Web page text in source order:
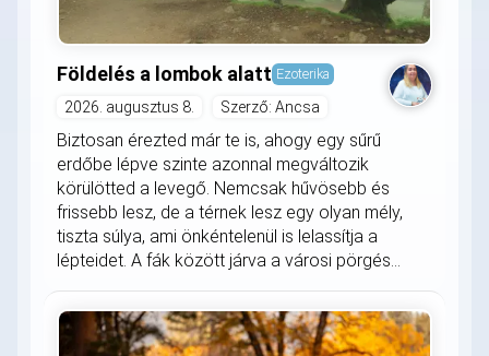
Földelés a lombok alatt Ezoterika
2026. augusztus 8. Szerző: Ancsa
Biztosan érezted már te is, ahogy egy sűrű
erdőbe lépve szinte azonnal megváltozik
körülötted a levegő. Nemcsak hűvösebb és
frissebb lesz, de a térnek lesz egy olyan mély,
tiszta súlya, ami önkéntelenül is lelassítja a
lépteidet. A fák között járva a városi pörgés...